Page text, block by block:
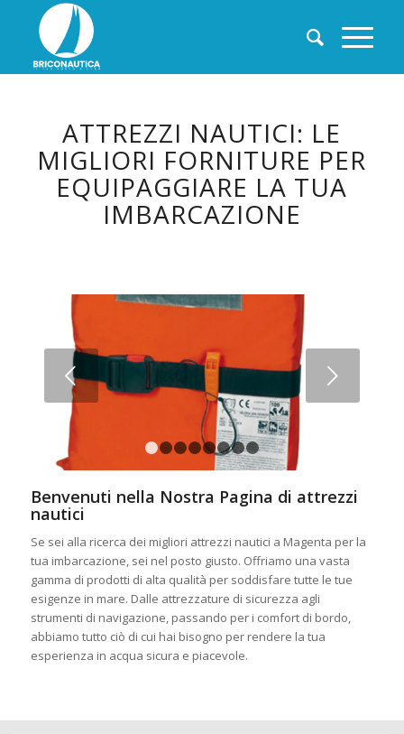
ATTREZZI NAUTICI: LE
MIGLIORI FORNITURE PER
EQUIPAGGIARE LA TUA
IMBARCAZIONE
Succ
1 2 3 4 5
Benvenuti nella Nostra Pagina di attrezzi
nautici
Se sei alla ricerca dei migliori attrezzi nautici a Magenta per la
tua imbarcazione, sei nel posto giusto. Offriamo una vasta
gamma di prodotti di alta qualità per soddisfare tutte le tue
esigenze in mare. Dalle attrezzature di sicurezza agli
strumenti di navigazione, passando per i comfort di bordo,
abbiamo tutto ciò di cui hai bisogno per rendere la tua
esperienza in acqua sicura e piacevole.